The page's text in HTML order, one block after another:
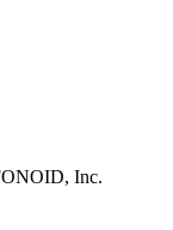
Inc.